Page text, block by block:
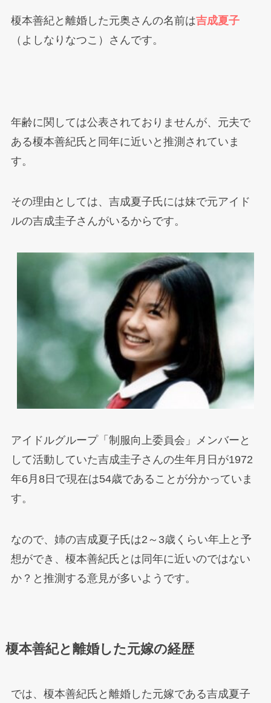
榎本善紀と離婚した元奥さんの名前は吉成夏子
（よしなりなつこ）さんです。
年齢に関しては公表されておりませんが、元夫で
ある榎本善紀氏と同年に近いと推測されていま
す。
その理由としては、吉成夏子氏には妹で元アイド
ルの吉成圭子さんがいるからです。
アイドルグループ「制服向上委員会」メンバーと
して活動していた吉成圭子さんの生年月日が1972
年6月8日で現在は54歳であることが分かっていま
す。
なので、姉の吉成夏子氏は2～3歳くらい年上と予
想ができ、榎本善紀氏とは同年に近いのではない
か？と推測する意見が多いようです。
榎本善紀と離婚した元嫁の経歴
では、榎本善紀氏と離婚した元嫁である吉成夏子